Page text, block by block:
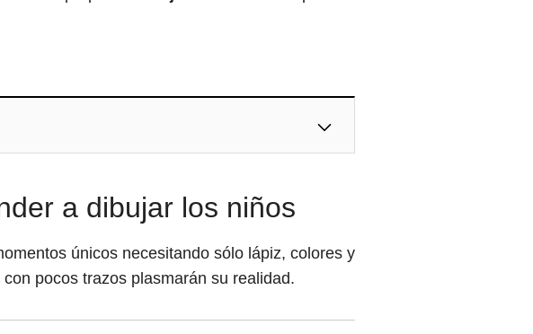
a dibujar los niños
únicos necesitando sólo lápiz, colores y
con pocos trazos plasmarán su realidad.